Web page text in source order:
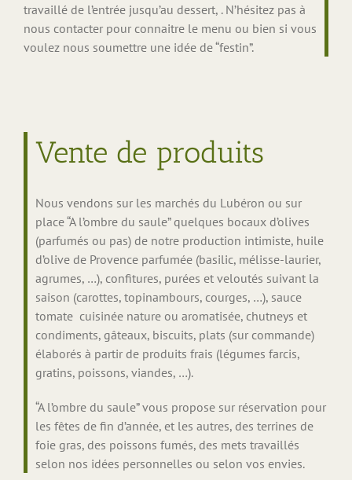
travaillé de l’entrée jusqu’au dessert, . N’hésitez pas à
nous contacter pour connaitre le menu ou bien si vous
voulez nous soumettre une idée de “festin”.
Vente de produits
Nous vendons sur les marchés du Lubéron ou sur
place “A l’ombre du saule” quelques bocaux d’olives
(parfumés ou pas) de notre production intimiste, huile
d’olive de Provence parfumée (basilic, mélisse-laurier,
agrumes, …), confitures, purées et veloutés suivant la
saison (carottes, topinambours, courges, …), sauce
tomate cuisinée nature ou aromatisée, chutneys et
condiments, gâteaux, biscuits, plats (sur commande)
élaborés à partir de produits frais (légumes farcis,
gratins, poissons, viandes, …).
“A l’ombre du saule” vous propose sur réservation pour
les fêtes de fin d’année, et les autres, des terrines de
foie gras, des poissons fumés, des mets travaillés
selon nos idées personnelles ou selon vos envies.